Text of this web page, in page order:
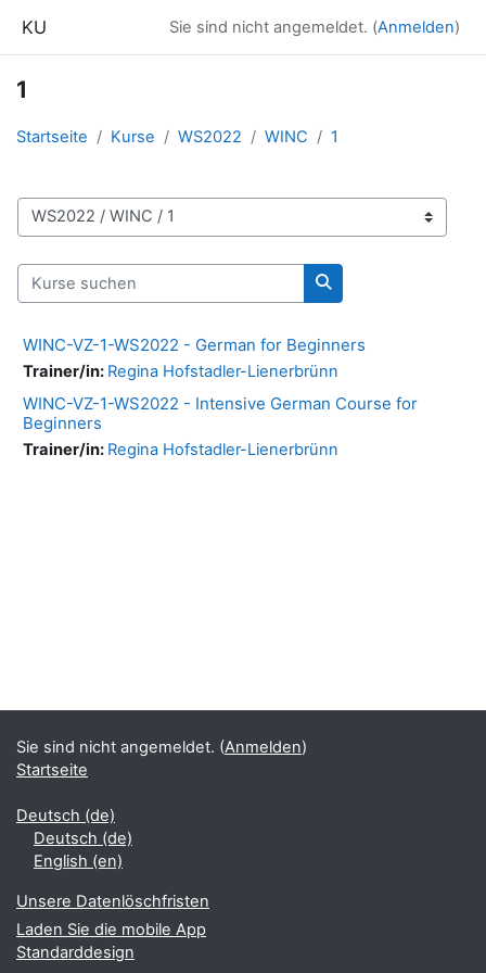
KU Sie sind nicht angemeldet. (Anmelden)
1
Startseite Kurse WS2022 WINC 1
Kursbereiche
Kurse suchen
Kurse suchen
WINC-VZ-1-WS2022 - German for Beginners
Trainer/in: Regina Hofstadler-Lienerbrünn
WINC-VZ-1-WS2022 - Intensive German Course for
Beginners
Trainer/in: Regina Hofstadler-Lienerbrünn
Sie sind nicht angemeldet. (Anmelden)
Startseite
Deutsch ‎(de)‎
Deutsch ‎(de)‎
English ‎(en)‎
Unsere Datenlöschfristen
Laden Sie die mobile App
Standarddesign